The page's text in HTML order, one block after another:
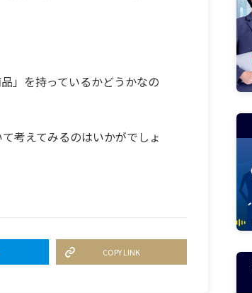
」を持っているかどうかなの
考えてみるのはいかがでしょ
COPY LINK